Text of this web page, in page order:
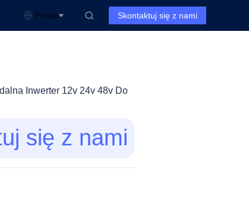
Polski Skontaktuj się z nami
Inwerter 12v 24v 48v Do
się z nami